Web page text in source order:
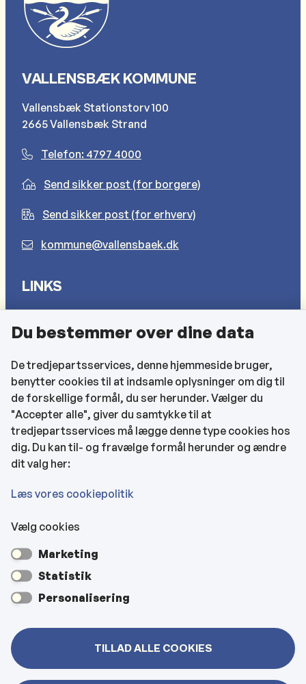
VALLENSBÆK KOMMUNE
Vallensbæk Stationstorv 100
2665 Vallensbæk Strand
Telefon: 4797 4000
Send sikker post (for borgere)
Send sikker post (for erhverv)
kommune@vallensbaek.dk
LINKS
Cookies
Find EAN-numre
CVR og bankoplysninger
Tilgængelighedserklæring
KONTAKTOPLYSNINGER
Rådhuset
Kultur- & Borgerhuset
Hjemmeplejen og hjemmesygeplejen
Du bestemmer over dine data
De tredjepartsservices, denne hjemmeside bruger,
benytter cookies til at indsamle oplysninger om dig til
de forskellige formål, du ser herunder. Vælger du
"Accepter alle", giver du samtykke til at
tredjepartsservices må lægge denne type cookies hos
dig. Du kan til- og fravælge formål herunder og ændre
dit valg her:
Læs vores cookiepolitik
Vælg cookies
Marketing
Statistik
Personalisering
TILLAD ALLE COOKIES